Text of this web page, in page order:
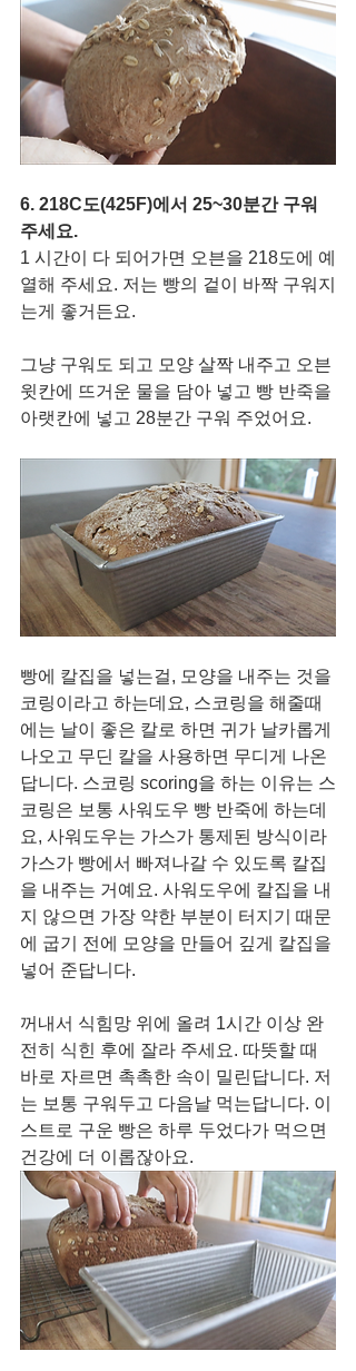
6. 218C도(425F)에서 25~30분간 구워
주세요.
1 시간이 다 되어가면 오븐을 218도에 예
열해 주세요. 저는 빵의 겉이 바짝 구워지
는게 좋거든요.
그냥 구워도 되고 모양 살짝 내주고 오븐
윗칸에 뜨거운 물을 담아 넣고 빵 반죽을
아랫칸에 넣고 28분간 구워 주었어요.
빵에 칼집을 넣는걸, 모양을 내주는 것을
코링이라고 하는데요, 스코링을 해줄때
에는 날이 좋은 칼로 하면 귀가 날카롭게
나오고 무딘 칼을 사용하면 무디게 나온
답니다. 스코링 scoring을 하는 이유는 스
코링은 보통 사워도우 빵 반죽에 하는데
요, 사워도우는 가스가 통제된 방식이라
가스가 빵에서 빠져나갈 수 있도록 칼집
을 내주는 거예요. 사워도우에 칼집을 내
지 않으면 가장 약한 부분이 터지기 때문
에 굽기 전에 모양을 만들어 깊게 칼집을
넣어 준답니다.
꺼내서 식힘망 위에 올려 1시간 이상 완
전히 식힌 후에 잘라 주세요. 따뜻할 때
바로 자르면 촉촉한 속이 밀린답니다. 저
는 보통 구워두고 다음날 먹는답니다. 이
스트로 구운 빵은 하루 두었다가 먹으면
건강에 더 이롭잖아요.